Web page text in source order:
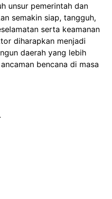
unsur pemerintah dan
semakin siap, tangguh,
serta keamanan
diharapkan menjadi
daerah yang lebih
bencana di masa